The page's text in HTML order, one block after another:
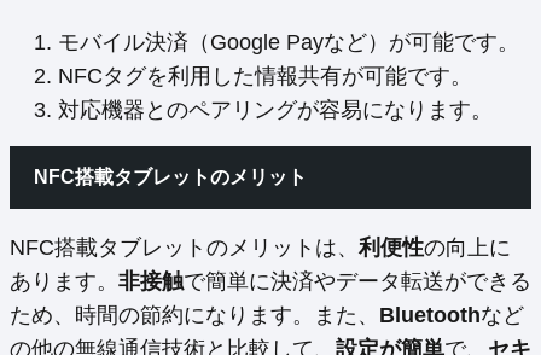
モバイル決済（Google Payなど）が可能です。
NFCタグを利用した情報共有が可能です。
対応機器とのペアリングが容易になります。
NFC搭載タブレットのメリット
NFC搭載タブレットのメリットは、 利便性の向上に
あります。 非接触で簡単に決済やデータ転送ができる
ため、時間の節約になります。また、 Bluetoothなど
の他の無線通信技術と比較して、 設定が簡単で、 セキ